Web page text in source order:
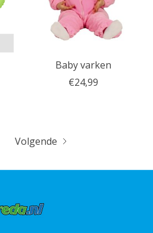
Baby varken
€24,99
Volgende